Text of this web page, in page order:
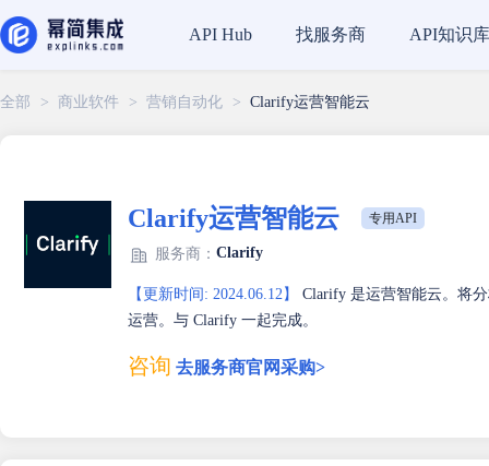
API Hub 找服务商 API知识库
全部 > 商业软件 > 营销自动化 > Clarify运营智能云
Clarify运营智能云 专用API
服务商： Clarify
【更新时间: 2024.06.12】
Clarify 是运营智能云。将
运营。与 Clarify 一起完成。
咨询 去服务商官网采购>